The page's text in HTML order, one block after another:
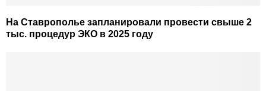
На Ставрополье запланировали провести свыше 2
тыс. процедур ЭКО в 2025 году